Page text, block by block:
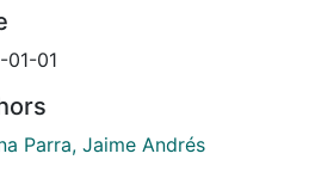
01-01
Parra, Jaime Andrés